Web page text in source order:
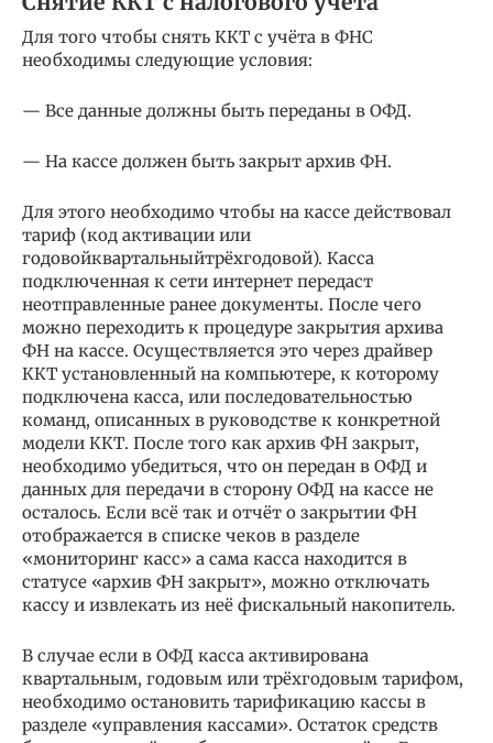
Для того чтобы снять ККТ с учёта в ФНС
необходимы следующие условия:
— Все данные должны быть переданы в ОФД.
— На кассе должен быть закрыт архив ФН.
Для этого необходимо чтобы на кассе действовал
тариф (код активации или
годовойквартальныйтрёхгодовой). Касса
подключенная к сети интернет передаст
неотправленные ранее документы. После чего
можно переходить к процедуре закрытия архива
ФН на кассе. Осуществляется это через драйвер
ККТ установленный на компьютере, к которому
подключена касса, или последовательностью
команд, описанных в руководстве к конкретной
модели ККТ. После того как архив ФН закрыт,
необходимо убедиться, что он передан в ОФД и
данных для передачи в сторону ОФД на кассе не
осталось. Если всё так и отчёт о закрытии ФН
отображается в списке чеков в разделе
«мониторинг касс» а сама касса находится в
статусе «архив ФН закрыт», можно отключать
кассу и извлекать из неё фискальный накопитель.
В случае если в ОФД касса активирована
квартальным, годовым или трёхгодовым тарифом,
необходимо остановить тарификацию кассы в
разделе «управления кассами». Остаток средств